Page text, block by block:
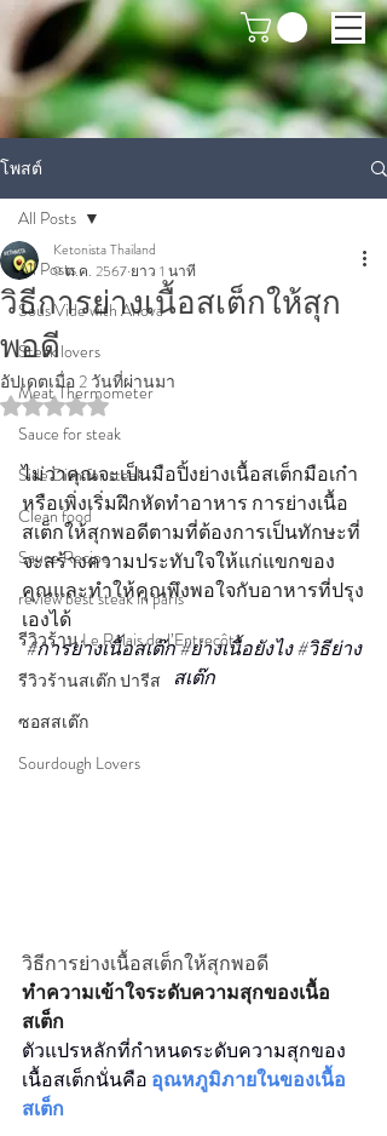
โพสต์
All Posts
Sous Vide with Anova
Steak lovers
Meat Thermometer
Sauce for steak
Side Dish for steak
Clean food
Sauce Recipe
review best steak in paris
รีวิวร้าน Le Relais de l’Entrecôte
รีวิวร้านสเต๊ก ปารีส
ซอสสเต๊ก
Sourdough Lovers
All Posts
วิธีการย่างเนื้อสเต็กให้สุก
พอดี
Ketonista Thailand
9 ต.ค. 2567 ยาว 1 นาที
อัปเดตเมื่อ 2 วันที่ผ่านมา
ได้รับ NaN เต็ม 5 ดาว
ไม่ว่าคุณจะเป็นมือปิ้งย่างเนื้อสเต็กมือเก๋า
หรือเพิ่งเริ่มฝึกหัดทำอาหาร การย่างเนื้อ
สเต็กให้สุกพอดีตามที่ต้องการเป็นทักษะที่
จะสร้างความประทับใจให้แก่แขกของ
คุณและทำให้คุณพึงพอใจกับอาหารที่ปรุง
เองได้
#การย่างเนื้อสเต๊ก #ย่างเนื้อยังไง #วิธีย่าง
สเต๊ก
วิธีการย่างเนื้อสเต็กให้สุกพอดี
ทำความเข้าใจระดับความสุกของเนื้อ
สเต็ก
ตัวแปรหลักที่กำหนดระดับความสุกของ
เนื้อสเต็กนั่นคือ อุณหภูมิภายในของเนื้อ
สเต็ก